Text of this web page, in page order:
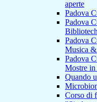
aperte
Padova
Padova
Padova
Musica
Padova
Mostre in
Quando
Corso di